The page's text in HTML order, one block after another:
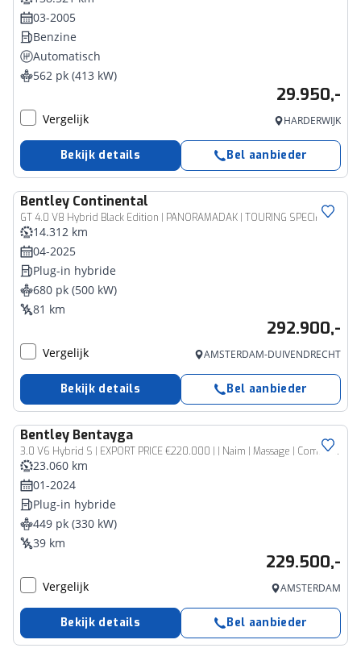
03-2005
Benzine
Automatisch
562 pk (413 kW)
29.950,-
Vergelijk HARDERWIJK
Bekijk details Bel aanbieder
Bentley Continental
GT 4.0 V8 Hybrid Black Edition | PANORAMADAK | TOURING SPECIFICATION | 22 INCH BLACK | NAIM SOUND | BTW AUTO |
14.312 km
04-2025
Plug-in hybride
680 pk (500 kW)
81 km
292.900,-
Vergelijk AMSTERDAM-DUIVENDRECHT
Bekijk details Bel aanbieder
Bentley Bentayga
3.0 V6 Hybrid S | EXPORT PRICE €220.000 | | Naim | Massage | Comfort Spec | Touring Spec |
23.060 km
01-2024
Plug-in hybride
449 pk (330 kW)
39 km
229.500,-
Vergelijk AMSTERDAM
Bekijk details Bel aanbieder